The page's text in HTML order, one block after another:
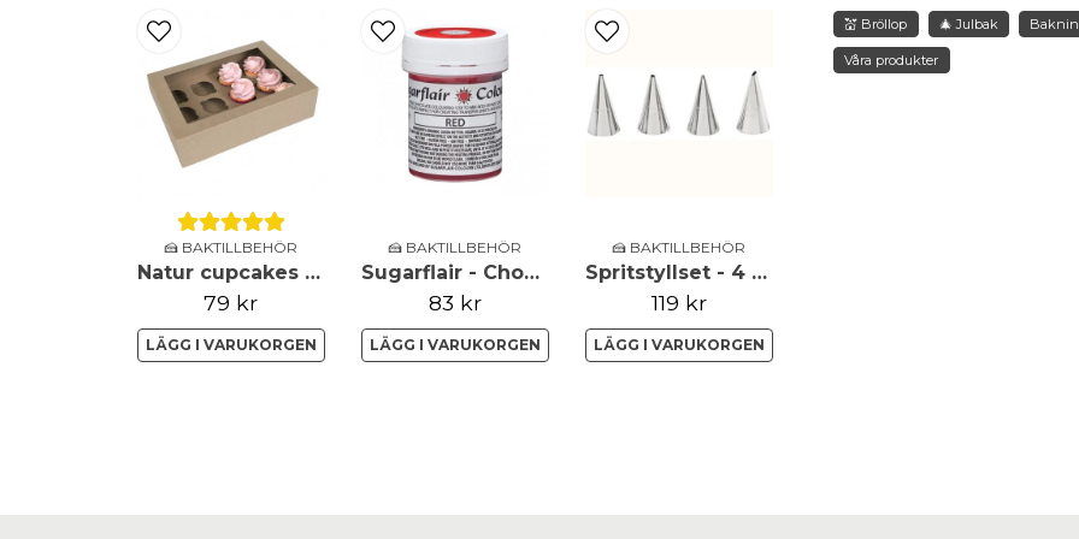
🍰 BAKTILLBEHÖR
Natur cupcakes boxar - 12st - House of Marie
79 kr
LÄGG I VARUKORGEN
🍰 BAKTILLBEHÖR
Sugarflair - Chokladfärg - Röd - 35g
83 kr
LÄGG I VARUKORGEN
🍰 BAKTILLBEHÖR
Spritstyllset - 4 varianter
119 kr
LÄGG I VARUKORGEN
💒 Bröllop 🎄 Julbak
Våra produkter